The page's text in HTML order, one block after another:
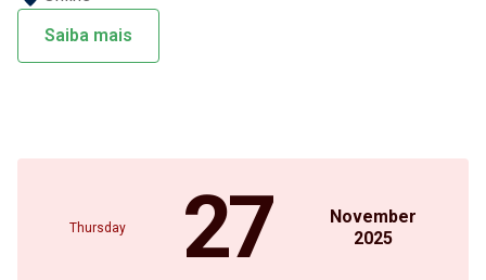
Saiba mais
Thursday 27
November
2025